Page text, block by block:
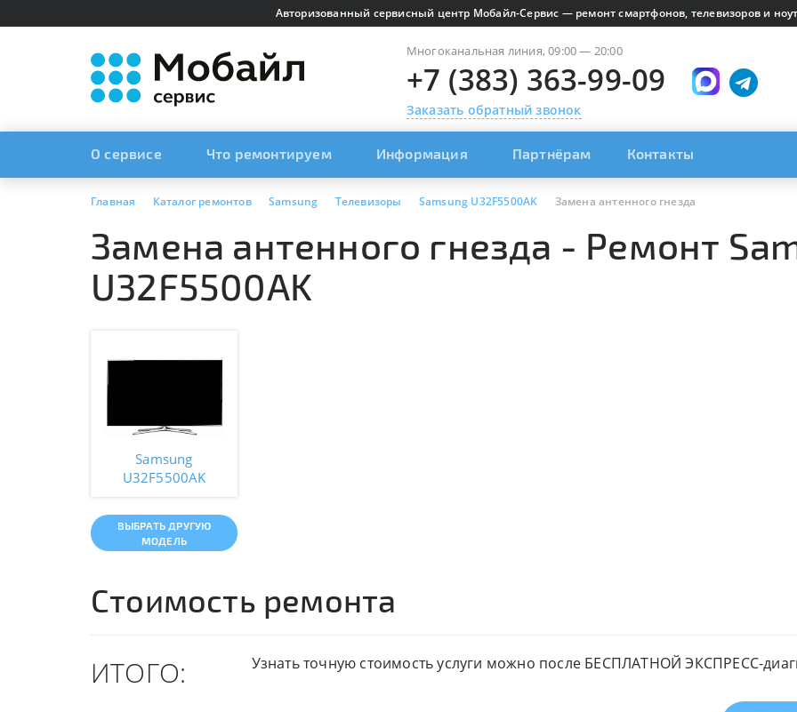
Авторизованный сервисный центр Мобайл-Сервис — ремонт смартфонов, телевизоров и
Многоканальная линия, 09:00 — 20:00
+7 (383) 363-99-09
Заказать обратный звонок
О сервисе Что ремонтируем Информация Партнёрам Контакты
Главная Каталог ремонтов Samsung Телевизоры Samsung U32F5500AK Замена антенного гнезда
Замена антенного гнезда - Ремонт
U32F5500AK
Samsung
U32F5500AK
ВЫБРАТЬ ДРУГУЮ
МОДЕЛЬ
Стоимость ремонта
ИТОГО:
Узнать точную стоимость услуги можно после БЕСПЛАТНОЙ ЭКСПРЕСС-